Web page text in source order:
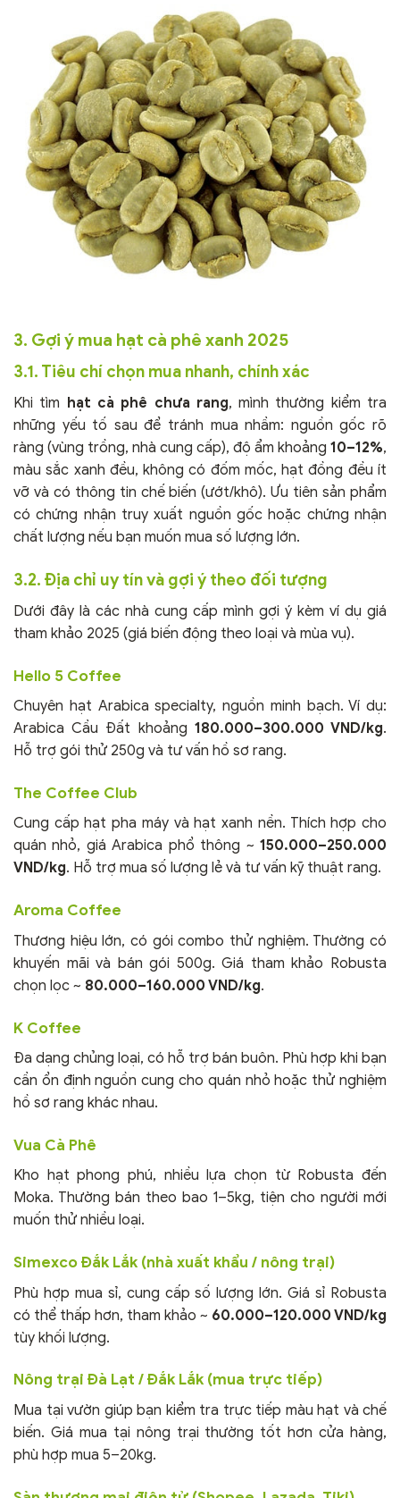
3. Gợi ý mua hạt cà phê xanh 2025
3.1. Tiêu chí chọn mua nhanh, chính xác
Khi tìm hạt cà phê chưa rang, mình thường kiểm tra
những yếu tố sau để tránh mua nhầm: nguồn gốc rõ
ràng (vùng trồng, nhà cung cấp), độ ẩm khoảng 10–12%,
màu sắc xanh đều, không có đốm mốc, hạt đồng đều ít
vỡ và có thông tin chế biến (ướt/khô). Ưu tiên sản phẩm
có chứng nhận truy xuất nguồn gốc hoặc chứng nhận
chất lượng nếu bạn muốn mua số lượng lớn.
3.2. Địa chỉ uy tín và gợi ý theo đối tượng
Dưới đây là các nhà cung cấp mình gợi ý kèm ví dụ giá
tham khảo 2025 (giá biến động theo loại và mùa vụ).
Hello 5 Coffee
Chuyên hạt Arabica specialty, nguồn minh bạch. Ví dụ:
Arabica Cầu Đất khoảng 180.000–300.000 VND/kg.
Hỗ trợ gói thử 250g và tư vấn hồ sơ rang.
The Coffee Club
Cung cấp hạt pha máy và hạt xanh nền. Thích hợp cho
quán nhỏ, giá Arabica phổ thông ~ 150.000–250.000
VND/kg. Hỗ trợ mua số lượng lẻ và tư vấn kỹ thuật rang.
Aroma Coffee
Thương hiệu lớn, có gói combo thử nghiệm. Thường có
khuyến mãi và bán gói 500g. Giá tham khảo Robusta
chọn lọc ~ 80.000–160.000 VND/kg.
K Coffee
Đa dạng chủng loại, có hỗ trợ bán buôn. Phù hợp khi bạn
cần ổn định nguồn cung cho quán nhỏ hoặc thử nghiệm
hồ sơ rang khác nhau.
Vua Cà Phê
Kho hạt phong phú, nhiều lựa chọn từ Robusta đến
Moka. Thường bán theo bao 1–5kg, tiện cho người mới
muốn thử nhiều loại.
Simexco Đắk Lắk (nhà xuất khẩu / nông trại)
Phù hợp mua sỉ, cung cấp số lượng lớn. Giá sỉ Robusta
có thể thấp hơn, tham khảo ~ 60.000–120.000 VND/kg
tùy khối lượng.
Nông trại Đà Lạt / Đắk Lắk (mua trực tiếp)
Mua tại vườn giúp bạn kiểm tra trực tiếp màu hạt và chế
biến. Giá mua tại nông trại thường tốt hơn cửa hàng,
phù hợp mua 5–20kg.